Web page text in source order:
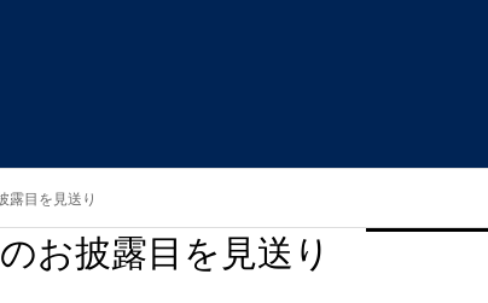
露目を見送り
お披露目を見送り